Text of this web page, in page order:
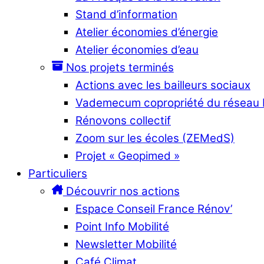
Stand d’information
Atelier économies d’énergie
Atelier économies d’eau
Nos projets terminés
Actions avec les bailleurs sociaux
Vademecum copropriété du réseau
Rénovons collectif
Zoom sur les écoles (ZEMedS)
Projet « Geopimed »
Particuliers
Découvrir nos actions
Espace Conseil France Rénov’
Point Info Mobilité
Newsletter Mobilité